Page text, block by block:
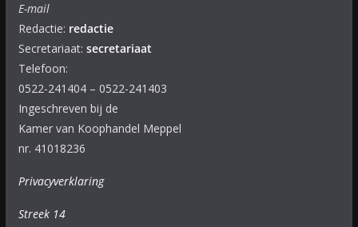
E-mail
Redactie: redactie
Secretariaat: secretariaat
Telefoon:
0522-241404 – 0522-241403
Ingeschreven bij de
Kamer van Koophandel Meppel
nr. 41018236
Privacyverklaring
Streek 14